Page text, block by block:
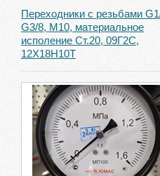
Переходники с резьбами
G3/8, М10, материальное
исполение Ст.20, 09Г2С,
12Х18Н10Т